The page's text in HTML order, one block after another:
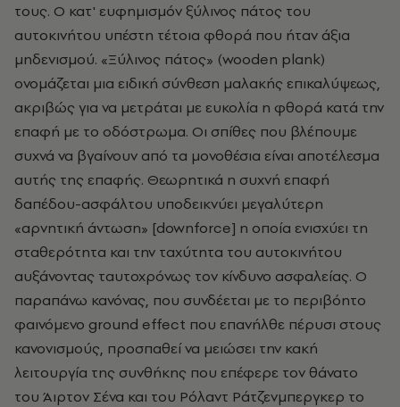
τους. Ο κατ' ευφημισμόν ξύλινος πάτος του
αυτοκινήτου υπέστη τέτοια φθορά που ήταν άξια
μηδενισμού. «Ξύλινος πάτος» (wooden plank)
ονομάζεται μια ειδική σύνθεση μαλακής επικαλύψεως,
ακριβώς για να μετράται με ευκολία η φθορά κατά την
επαφή με το οδόστρωμα. Οι σπίθες που βλέπουμε
συχνά να βγαίνουν από τα μονοθέσια είναι αποτέλεσμα
αυτής της επαφής. Θεωρητικά η συχνή επαφή
δαπέδου-ασφάλτου υποδεικνύει μεγαλύτερη
«αρνητική άντωση» [downforce] η οποία ενισχύει τη
σταθερότητα και την ταχύτητα του αυτοκινήτου
αυξάνοντας ταυτοχρόνως τον κίνδυνο ασφαλείας. Ο
παραπάνω κανόνας, που συνδέεται με το περιβόητο
φαινόμενο ground effect που επανήλθε πέρυσι στους
κανονισμούς, προσπαθεί να μειώσει την κακή
λειτουργία της συνθήκης που επέφερε τον θάνατο
του Άιρτον Σένα και του Ρόλαντ Ράτζενμπεργκερ το